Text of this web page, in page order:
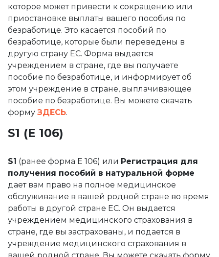
которое может привести к сокращению или
приостановке выплаты вашего пособия по
безработице. Это касается пособий по
безработице, которые были переведены в
другую страну ЕС. Форма выдается
учреждением в стране, где вы получаете
пособие по безработице, и информирует об
этом учреждение в стране, выплачивающее
пособие по безработице. Вы можете скачать
форму ЗДЕСЬ.
S1 (E 106)
S1 (ранее форма E 106) или Регистрация для
получения пособий в натуральной форме
дает вам право на полное медицинское
обслуживание в вашей родной стране во время
работы в другой стране ЕС. Он выдается
учреждением медицинского страхования в
стране, где вы застрахованы, и подается в
учреждение медицинского страхования в